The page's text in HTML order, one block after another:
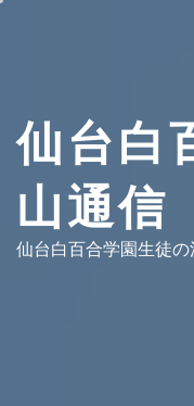
へ仙台白
山通信
仙台白百合学園生徒の